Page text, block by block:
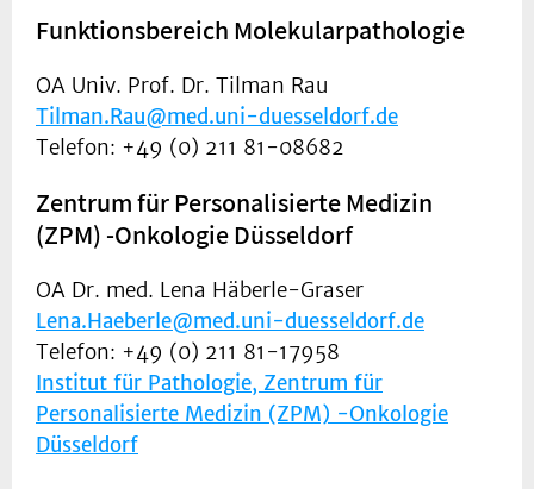
Funktionsbereich Molekularpathologie
OA Univ. Prof. Dr. Tilman Rau
Tilman.Rau@med.uni-duesseldorf.de
Telefon: +49 (0) 211 81-08682
Zentrum für Personalisierte Medizin
(ZPM) -Onkologie Düsseldorf
OA Dr. med. Lena Häberle-Graser
Lena.Haeberle@med.uni-duesseldorf.de
Telefon: +49 (0) 211 81-17958
Institut für Pathologie, Zentrum für
Personalisierte Medizin (ZPM) -Onkologie
Düsseldorf